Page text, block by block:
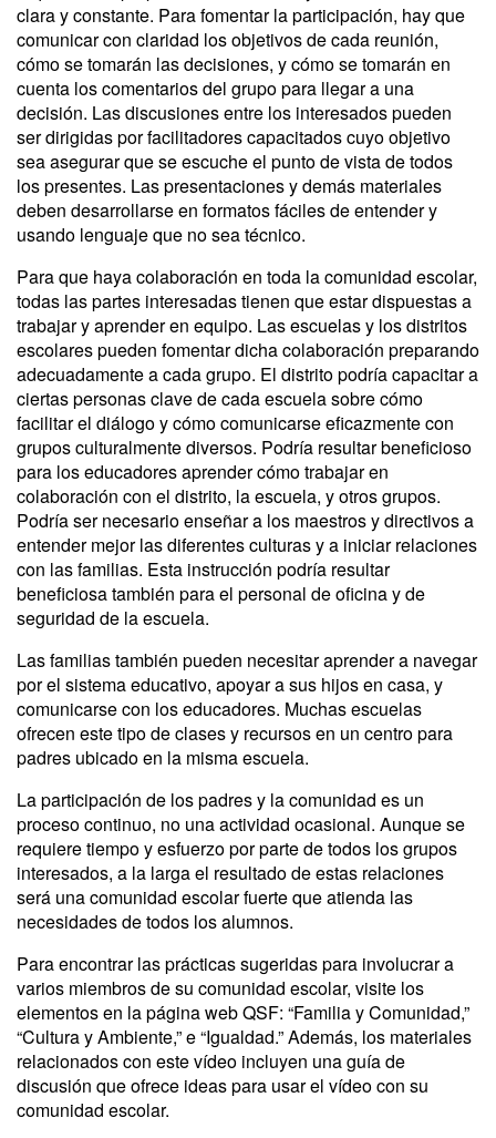
clara y constante. Para fomentar la participación, hay que
comunicar con claridad los objetivos de cada reunión,
cómo se tomarán las decisiones, y cómo se tomarán en
cuenta los comentarios del grupo para llegar a una
decisión. Las discusiones entre los interesados pueden
ser dirigidas por facilitadores capacitados cuyo objetivo
sea asegurar que se escuche el punto de vista de todos
los presentes. Las presentaciones y demás materiales
deben desarrollarse en formatos fáciles de entender y
usando lenguaje que no sea técnico.
Para que haya colaboración en toda la comunidad escolar,
todas las partes interesadas tienen que estar dispuestas a
trabajar y aprender en equipo. Las escuelas y los distritos
escolares pueden fomentar dicha colaboración preparando
adecuadamente a cada grupo. El distrito podría capacitar a
ciertas personas clave de cada escuela sobre cómo
facilitar el diálogo y cómo comunicarse eficazmente con
grupos culturalmente diversos. Podría resultar beneficioso
para los educadores aprender cómo trabajar en
colaboración con el distrito, la escuela, y otros grupos.
Podría ser necesario enseñar a los maestros y directivos a
entender mejor las diferentes culturas y a iniciar relaciones
con las familias. Esta instrucción podría resultar
beneficiosa también para el personal de oficina y de
seguridad de la escuela.
Las familias también pueden necesitar aprender a navegar
por el sistema educativo, apoyar a sus hijos en casa, y
comunicarse con los educadores. Muchas escuelas
ofrecen este tipo de clases y recursos en un centro para
padres ubicado en la misma escuela.
La participación de los padres y la comunidad es un
proceso continuo, no una actividad ocasional. Aunque se
requiere tiempo y esfuerzo por parte de todos los grupos
interesados, a la larga el resultado de estas relaciones
será una comunidad escolar fuerte que atienda las
necesidades de todos los alumnos.
Para encontrar las prácticas sugeridas para involucrar a
varios miembros de su comunidad escolar, visite los
elementos en la página web QSF: “Familia y Comunidad,”
“Cultura y Ambiente,” e “Igualdad.” Además, los materiales
relacionados con este vídeo incluyen una guía de
discusión que ofrece ideas para usar el vídeo con su
comunidad escolar.